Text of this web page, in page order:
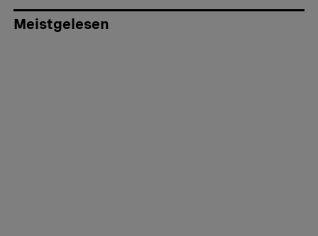
Meistgelesen